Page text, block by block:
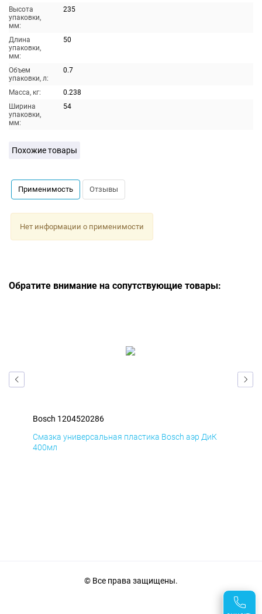
Высота
упаковки,
мм:
235
Длина
упаковки,
мм:
50
Объем
упаковки, л:
0.7
Масса, кг:
0.238
Ширина
упаковки,
мм:
54
Похожие товары
Применимость Отзывы
Нет информации о применимости
Обратите внимание на сопутствующие товары:
Bosch 1204520286
Смазка универсальная пластика Bosch аэр ДиК
400мл
© Все права защищены.